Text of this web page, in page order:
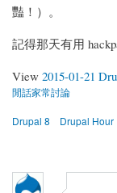
豔！）。
記得那天有用
View 2015-01-21
閒話家常討論
Drupal 8 Drupal Hour